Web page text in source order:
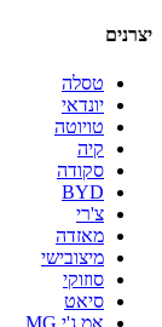
יצרנים
טסלה
יונדאי
טויוטה
קיה
סקודה
BYD
צ'רי
מאזדה
מיצובישי
סוזוקי
סיאט
אמ.ג'י MG